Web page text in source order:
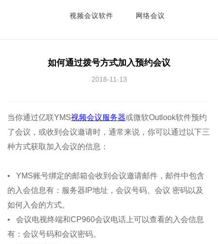
视频会议软件 网络会议
如何通过拨号方式加入预约会议
2018-11-13
当你通过亿联YMS视频会议服务器或微软Outlook软件预约
了会议，或收到会议邀请时，通常来说，你可以通过以下三
种方式获取加入会议的信息：
• YMS账号绑定的邮箱会收到会议邀请邮件，邮件中包含
的入会信息有：服务器IP地址，会议号码、会议 密码以及
如何入会的方式。
• 会议电视终端和CP960会议电话上可以查看的入会信息
有：会议号码和会议密码。